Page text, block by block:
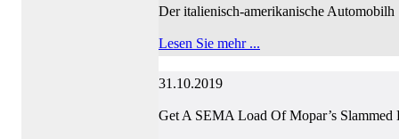
Der italienisch-amerikanische Automobilh
Lesen Sie mehr ...
31.10.2019
Get A SEMA Load Of Mopar’s